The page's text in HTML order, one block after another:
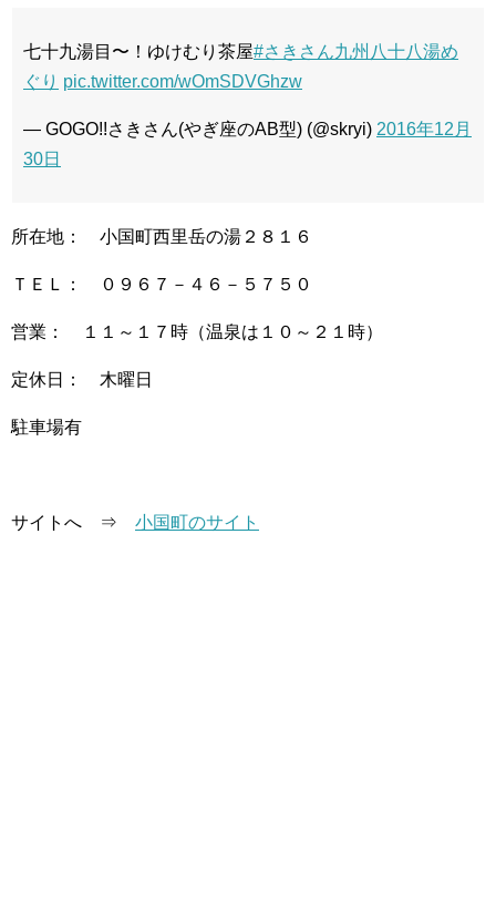
七十九湯目〜！ゆけむり茶屋#さきさん九州八十八湯め
ぐり pic.twitter.com/wOmSDVGhzw
— GOGO!!さきさん(やぎ座のAB型) (@skryi) 2016年12月
30日
所在地： 小国町西里岳の湯２８１６
ＴＥＬ： ０９６７－４６－５７５０
営業： １１～１７時（温泉は１０～２１時）
定休日： 木曜日
駐車場有
サイトへ ⇒ 小国町のサイト